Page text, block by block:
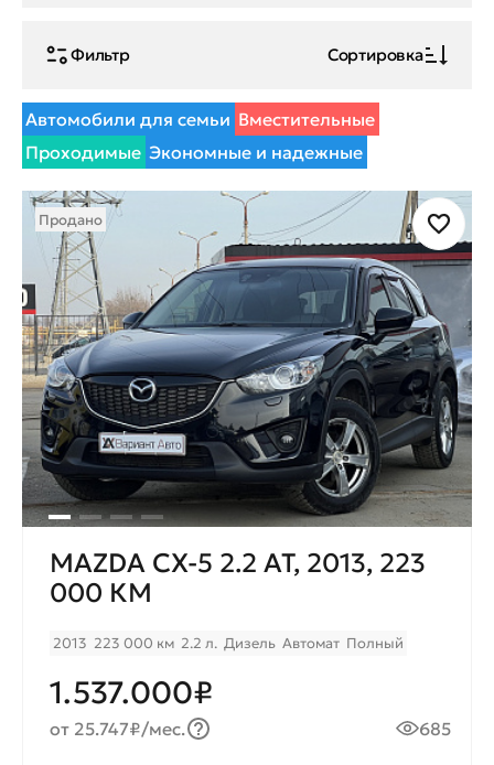
Фильтр Сортировка
Автомобили для семьи Вместительные
Проходимые Экономные и надежные
Продано
MAZDA CX-5 2.2 AT, 2013, 223
000 КМ
2013 223 000 км 2.2 л. Дизель Автомат Полный
1.537.000₽
от 25.747₽/мес. 685